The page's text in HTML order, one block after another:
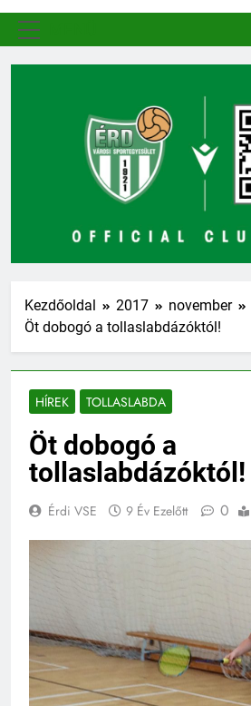
Kezdőoldal 2017 november
Öt dobogó a tollaslabdázóktól!
HÍREK TOLLASLABDA
Öt dobogó a
tollaslabdázóktól!
Érdi VSE 9 Év Ezelőtt 0